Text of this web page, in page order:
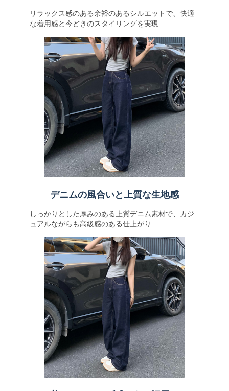
リラックス感のある余裕のあるシルエットで、快適
な着用感と今どきのスタイリングを実現
デニムの風合いと上質な生地感
しっかりとした厚みのある上質デニム素材で、カジ
ュアルながらも高級感のある仕上がり